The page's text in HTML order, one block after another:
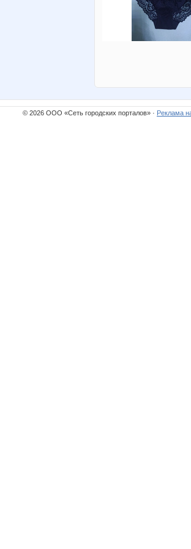
© 2026 ООО «Сеть городских порталов» · Реклама